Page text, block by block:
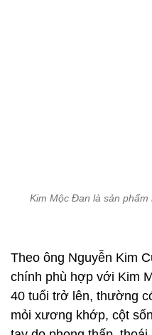
Kim Mộc Đan là sản
Theo ông Nguyễn Kim
chính phù hợp với Kim
40 tuổi trở lên, thường
mỏi xương khớp, cột